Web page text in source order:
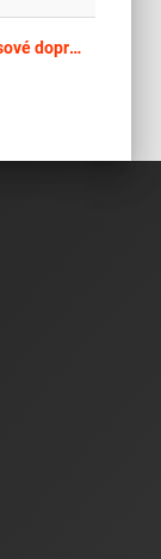
ROV 63142 - Zajištění náhradní autobusové dopravy na trati 170 v úseku Hořovice – Plzeň hl.n. ve dnech od 29. 07. 2026 do 03. 08. 2026